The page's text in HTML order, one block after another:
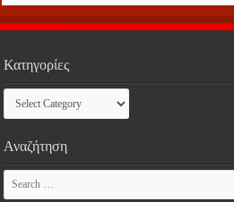
Κατηγορίες
Κατηγορίες
Αναζήτηση